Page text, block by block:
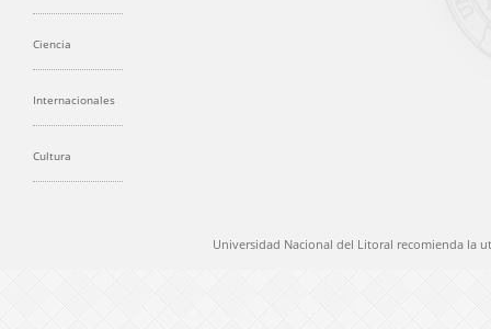
Ciencia
Internacionales
Cultura
Universidad Nacional del Litoral recomienda la